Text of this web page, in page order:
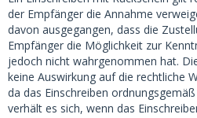
der Empfänger die Annahme
davon ausgegangen, dass die
Empfänger die Möglichkeit zur
jedoch nicht wahrgenommen hat.
keine Auswirkung auf die rechtliche
da das Einschreiben
verhält es sich, wenn das